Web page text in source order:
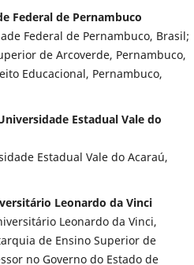
Federal de Pernambuco
Federal de Pernambuco, Brasil;
de Arcoverde, Pernambuco,
Educacional, Pernambuco,
Estadual Vale do
Estadual Vale do Acaraú,
Leonardo da Vinci
Leonardo da Vinci,
de Ensino Superior de
no Governo do Estado de